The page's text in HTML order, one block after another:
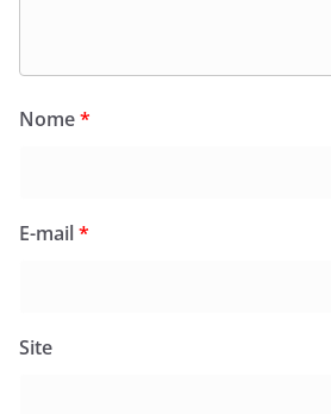
Nome*
E-mail*
Site